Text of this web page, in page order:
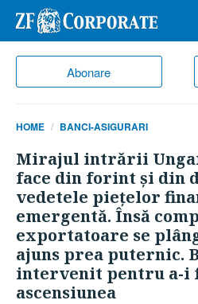
Abonare
HOME BANCI-ASIGURARI
Mirajul intrării
face din forint şi din
vedetele pieţelor
emergentă. Însă
exportatoare se
ajuns prea puternic.
intervenit pentru a-i
ascensiunea